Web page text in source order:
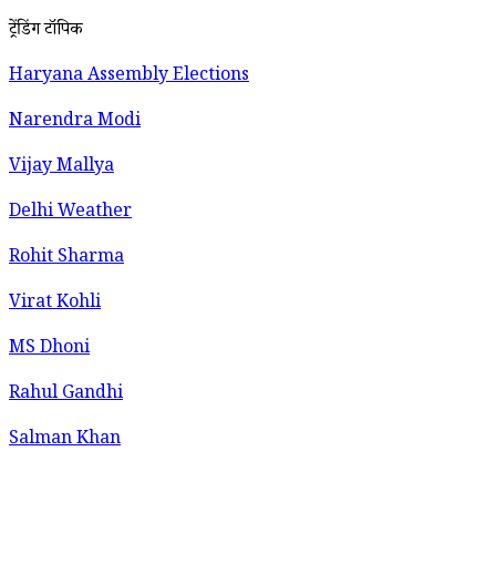
ट्रेंडिंग टॉपिक
Haryana Assembly Elections
Narendra Modi
Vijay Mallya
Delhi Weather
Rohit Sharma
Virat Kohli
MS Dhoni
Rahul Gandhi
Salman Khan